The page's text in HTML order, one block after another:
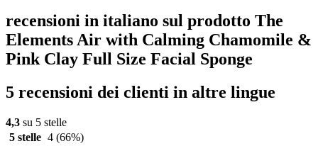
recensioni in italiano sul prodotto The
Elements Air with Calming Chamomile &
Pink Clay Full Size Facial Sponge
5 recensioni dei clienti in altre lingue
4,3 su 5 stelle
5 stelle 4 (66%)